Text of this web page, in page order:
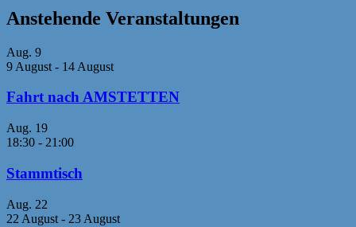
Anstehende Veranstaltungen
Aug. 9
9 August - 14 August
Fahrt nach AMSTETTEN
Aug. 19
18:30 - 21:00
Stammtisch
Aug. 22
22 August - 23 August